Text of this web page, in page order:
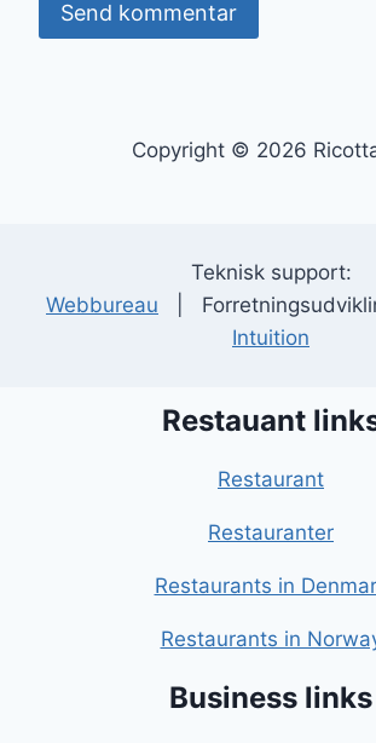
Copyright © 2026
Teknisk support:
Webbureau |
Intuition
Restauant
Restaurant
Restauranter
Restaurants in
Restaurants in
Business links